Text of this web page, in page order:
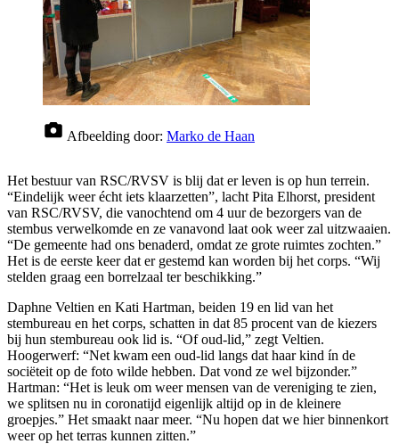
Afbeelding door: Marko de Haan
Het bestuur van RSC/RVSV is blij dat er leven is op hun terrein.
“Eindelijk weer écht iets klaarzetten”, lacht Pita Elhorst, president
van RSC/RVSV, die vanochtend om 4 uur de bezorgers van de
stembus verwelkomde en ze vanavond laat ook weer zal uitzwaaien.
“De gemeente had ons benaderd, omdat ze grote ruimtes zochten.”
Het is de eerste keer dat er gestemd kan worden bij het corps. “Wij
stelden graag een borrelzaal ter beschikking.”
Daphne Veltien en Kati Hartman, beiden 19 en lid van het
stembureau en het corps, schatten in dat 85 procent van de kiezers
bij hun stembureau ook lid is. “Of oud-lid,” zegt Veltien.
Hoogerwerf: “Net kwam een oud-lid langs dat haar kind ín de
sociëteit op de foto wilde hebben. Dat vond ze wel bijzonder.”
Hartman: “Het is leuk om weer mensen van de vereniging te zien,
we splitsen nu in coronatijd eigenlijk altijd op in de kleinere
groepjes.” Het smaakt naar meer. “Nu hopen dat we hier binnenkort
weer op het terras kunnen zitten.”